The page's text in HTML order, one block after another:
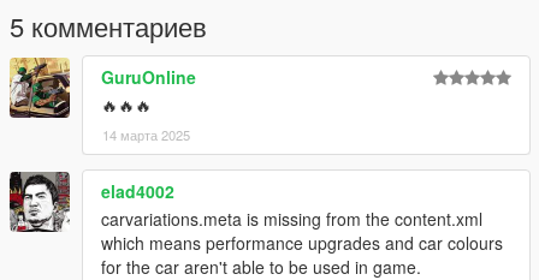
5 комментариев
GuruOnline
🔥🔥🔥
14 марта 2025
elad4002
carvariations.meta is missing from the content.xml
which means performance upgrades and car colours
for the car aren't able to be used in game.